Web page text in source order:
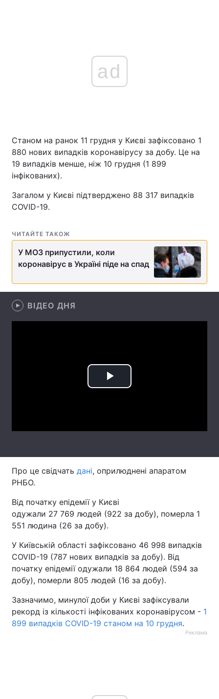
Політика
Економіка Світ
Спорт
Техно і зв'язок Лайт
Здоров'я Туризм
Цікавинки Погода
Екологія Регіони
Лонгріди
Тема оформлення
ad
Станом на ранок 11 грудня у Києві зафіксовано 1
880 нових випадків коронавірусу за добу. Це на
19 випадків менше, ніж 10 грудня (1 899
інфікованих).
Загалом у Києві підтверджено 88 317 випадків
COVID-19.
ЧИТАЙТЕ ТАКОЖ
У МОЗ припустили, коли
коронавірус в Україні піде на спад
ВІДЕО ДНЯ
Play
Про це свідчать дані, оприлюднені апаратом
РНБО.
Від початку епідемії у Києві
одужали 27 769 людей (922 за добу), померла 1
551 людина (26 за добу).
У Київській області зафіксовано 46 998 випадків
COVID-19 (787 нових випадків за добу). Від
початку епідемії одужали 18 864 людей (594 за
добу), померли 805 людей (16 за добу).
Зазначимо, минулої доби у Києві зафіксували
рекорд із кількості інфікованих коронавірусом - 1
899 випадків COVID-19 станом на 10 грудня.
Реклама